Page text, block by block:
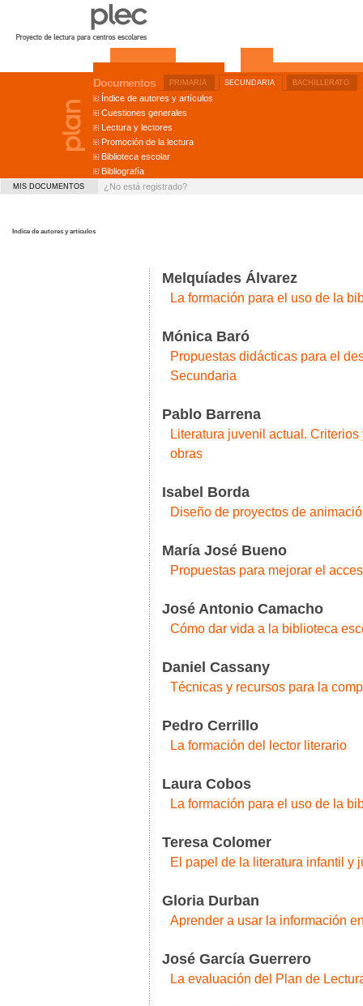
Documentos PRIMARIA SECUNDARIA BACHILLERATO
Índice de autores y artículos
Cuestiones generales
Lectura y lectores
Promoción de la lectura
Biblioteca escolar
Bibliografía
MIS DOCUMENTOS ¿No está registrado?
Indice de autores y artículos
Melquíades Álvarez
La formación para el uso de la
Mónica Baró
Propuestas didácticas para el
Secundaria
Pablo Barrena
Literatura juvenil actual.
obras
Isabel Borda
Diseño de proyectos de
María José Bueno
Propuestas para mejorar el
José Antonio Camacho
Cómo dar vida a la biblioteca
Daniel Cassany
Técnicas y recursos para la
Pedro Cerrillo
La formación del lector literario
Laura Cobos
La formación para el uso de la
Teresa Colomer
El papel de la literatura infantil y
Gloria Durban
Aprender a usar la información
José García Guerrero
La evaluación del Plan de